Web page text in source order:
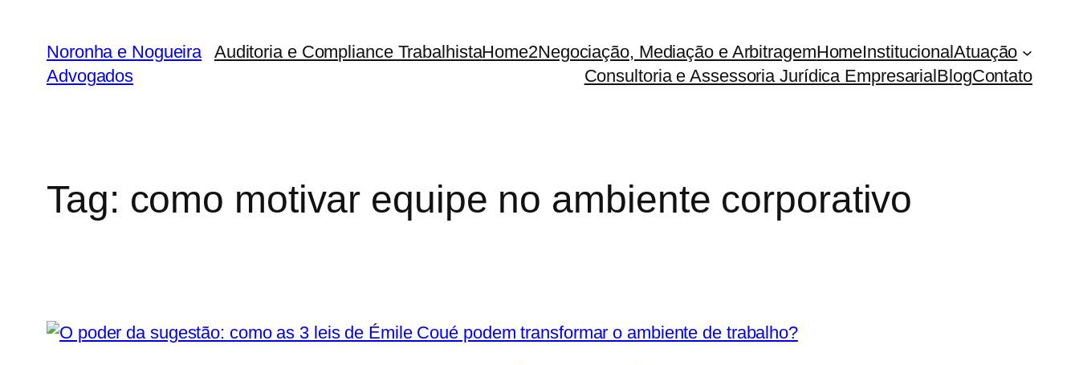
conteúdo
Noronha e Nogueira
Advogados
Auditoria e Compliance TrabalhistaHome2Negociação, Mediação e ArbitragemHomeInstitucionalAtuação
Consultoria e Assessoria Jurídica EmpresarialBlogContato
Tag: como motivar equipe no ambiente corporativo